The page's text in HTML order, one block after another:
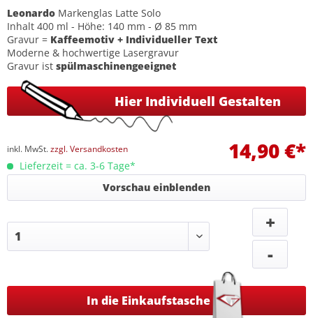
Leonardo Markenglas Latte Solo
Inhalt 400 ml - Höhe: 140 mm - Ø 85 mm
Gravur = Kaffeemotiv + Individueller Text
Moderne & hochwertige Lasergravur
Gravur ist spülmaschinengeeignet
Hier Individuell Gestalten
14,90 €*
inkl. MwSt.zzgl. Versandkosten
Lieferzeit = ca. 3-6 Tage*
Vorschau einblenden
+
-
In die Einkaufstasche